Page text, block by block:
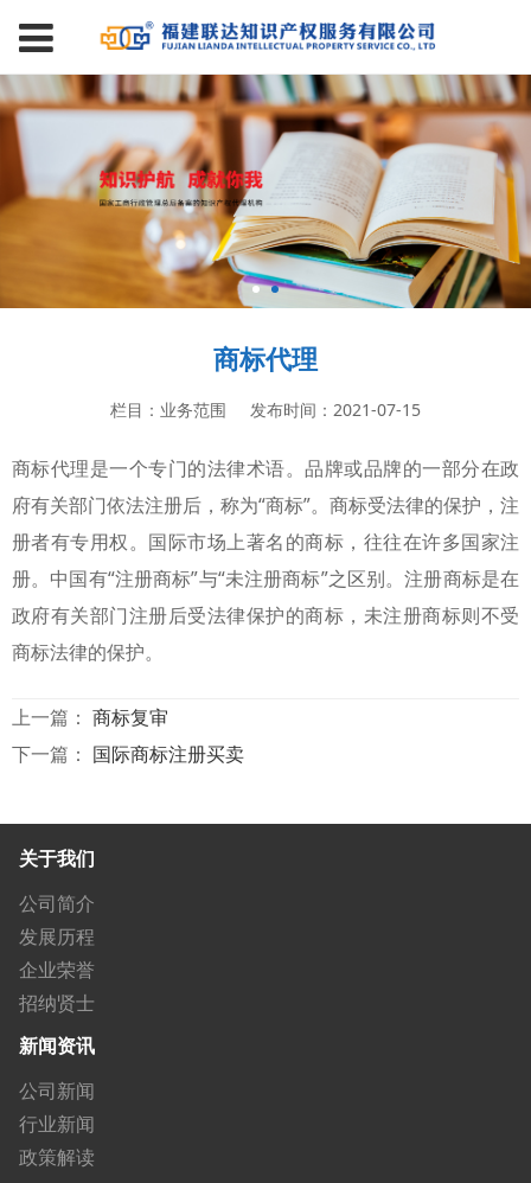
商标代理
栏目：业务范围 发布时间：2021-07-15
商标代理是一个专门的法律术语。品牌或品牌的一部分在政
府有关部门依法注册后，称为“商标”。商标受法律的保护，注
册者有专用权。国际市场上著名的商标，往往在许多国家注
册。中国有“注册商标”与“未注册商标”之区别。注册商标是在
政府有关部门注册后受法律保护的商标，未注册商标则不受
商标法律的保护。
上一篇： 商标复审
下一篇： 国际商标注册买卖
关于我们
公司简介
发展历程
企业荣誉
招纳贤士
新闻资讯
公司新闻
行业新闻
政策解读